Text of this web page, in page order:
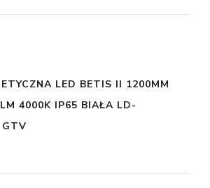
LED BETIS II 1200MM
4000K IP65 BIAŁA LD-